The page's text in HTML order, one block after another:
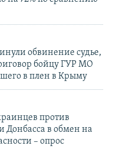
обвинение судье,
бойцу ГУР МО
в плен в Крыму
против
Донбасса в обмен на
– опрос